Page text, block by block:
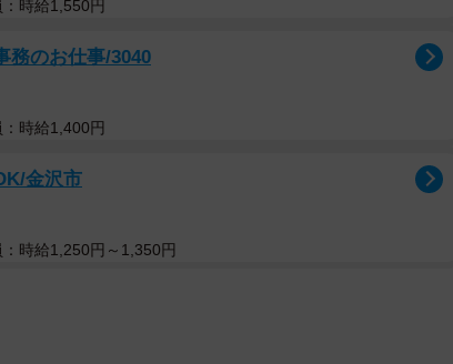
県動物愛護センターで保護されていた。他の兄弟は飼い
かなか決まらなかった。そこで、ミルクボランティアの
時給1,550円
務のお仕事/3040
時給1,400円
金沢市
時給1,250円～1,350円